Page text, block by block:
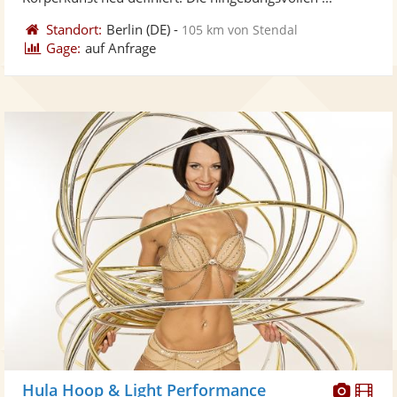
Standort: Berlin (DE) - 105 km von Stendal
Gage: auf Anfrage
Hula Hoop & Light Performance